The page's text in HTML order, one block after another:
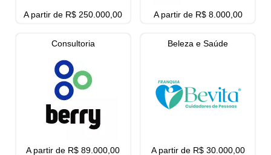
A partir de R$ 250.000,00 A partir de R$ 8.000,00
Consultoria
A partir de R$ 89.000,00
Beleza e Saúde
A partir de R$ 30.000,00